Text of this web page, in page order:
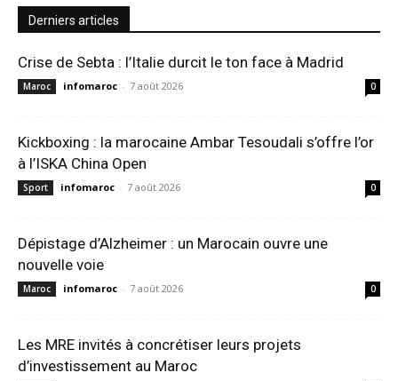
Derniers articles
Crise de Sebta : l’Italie durcit le ton face à Madrid
Maroc infomaroc - 7 août 2026 0
Kickboxing : la marocaine Ambar Tesoudali s’offre l’or
à l’ISKA China Open
Sport infomaroc - 7 août 2026 0
Dépistage d’Alzheimer : un Marocain ouvre une
nouvelle voie
Maroc infomaroc - 7 août 2026 0
Les MRE invités à concrétiser leurs projets
d’investissement au Maroc